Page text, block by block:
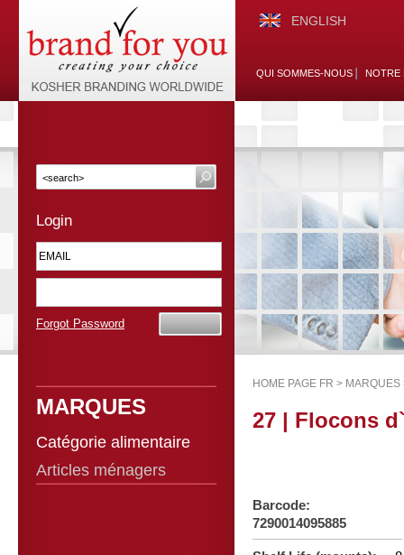
ENGLISH
QUI SOMMES-NOUS NOTRE
Login
Forgot Password
MARQUES
Catégorie alimentaire
Articles ménagers
HOME PAGE FR > MARQUES
27 | Flocons
Barcode:
7290014095885